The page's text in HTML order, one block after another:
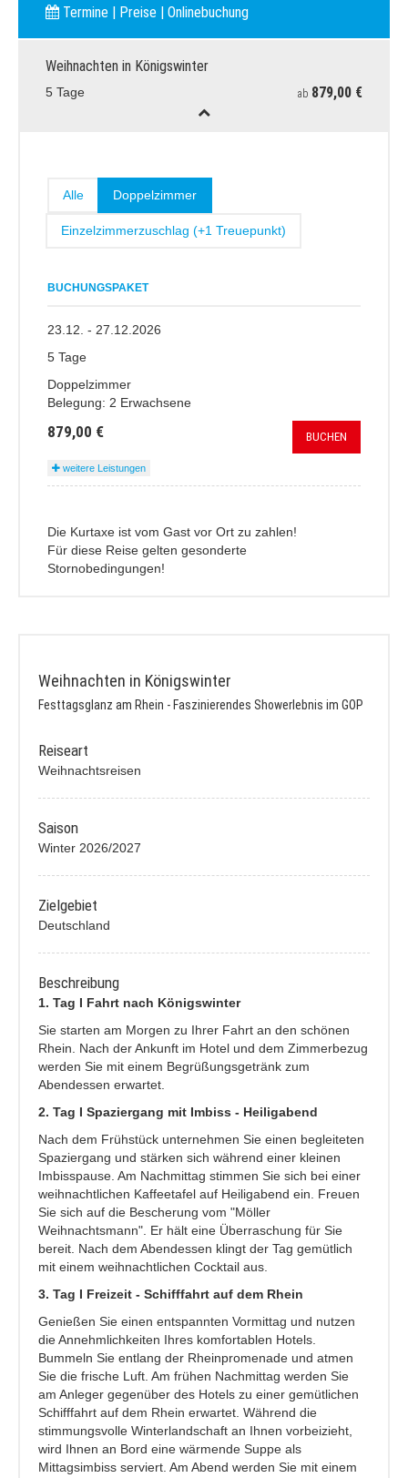
Termine | Preise | Onlinebuchung
Weihnachten in Königswinter
5 Tage ab 879,00 €
Alle Doppelzimmer
Einzelzimmerzuschlag (+1 Treuepunkt)
BUCHUNGSPAKET
23.12. - 27.12.2026
5 Tage
Doppelzimmer
Belegung: 2 Erwachsene
879,00 € BUCHEN
weitere Leistungen
Die Kurtaxe ist vom Gast vor Ort zu zahlen!
Für diese Reise gelten gesonderte
Stornobedingungen!
Weihnachten in Königswinter
Festtagsglanz am Rhein - Faszinierendes Showerlebnis im GOP
Reiseart
Weihnachtsreisen
Saison
Winter 2026/2027
Zielgebiet
Deutschland
Beschreibung
1. Tag I Fahrt nach Königswinter
Sie starten am Morgen zu Ihrer Fahrt an den schönen
Rhein. Nach der Ankunft im Hotel und dem Zimmerbezug
werden Sie mit einem Begrüßungsgetränk zum
Abendessen erwartet.
2. Tag I Spaziergang mit Imbiss - Heiligabend
Nach dem Frühstück unternehmen Sie einen begleiteten
Spaziergang und stärken sich während einer kleinen
Imbisspause. Am Nachmittag stimmen Sie sich bei einer
weihnachtlichen Kaffeetafel auf Heiligabend ein. Freuen
Sie sich auf die Bescherung vom "Möller
Weihnachtsmann". Er hält eine Überraschung für Sie
bereit. Nach dem Abendessen klingt der Tag gemütlich
mit einem weihnachtlichen Cocktail aus.
3. Tag I Freizeit - Schifffahrt auf dem Rhein
Genießen Sie einen entspannten Vormittag und nutzen
die Annehmlichkeiten Ihres komfortablen Hotels.
Bummeln Sie entlang der Rheinpromenade und atmen
Sie die frische Luft. Am frühen Nachmittag werden Sie
am Anleger gegenüber des Hotels zu einer gemütlichen
Schifffahrt auf dem Rhein erwartet. Während die
stimmungsvolle Winterlandschaft an Ihnen vorbeizieht,
wird Ihnen an Bord eine wärmende Suppe als
Mittagsimbiss serviert. Am Abend werden Sie mit einem